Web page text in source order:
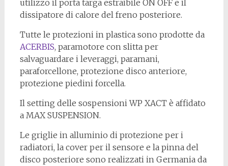
utilizzo il porta targa estraibile ON OFF e il
dissipatore di calore del freno posteriore.
Tutte le protezioni in plastica sono prodotte da
ACERBIS, paramotore con slitta per
salvaguardare i leveraggi, paramani,
paraforcellone, protezione disco anteriore,
protezione piedini forcella.
Il setting delle sospensioni WP XACT è affidato
a MAX SUSPENSION.
Le griglie in alluminio di protezione per i
radiatori, la cover per il sensore e la pinna del
disco posteriore sono realizzati in Germania da